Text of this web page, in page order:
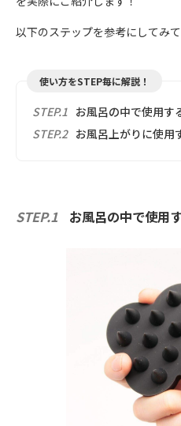
以下のステップを参考にしてみて
使い方をSTEP毎に解説！
STEP.1 お風呂の中で使用す
STEP.2 お風呂上がりに使用
STEP.1 お風呂の中で使用